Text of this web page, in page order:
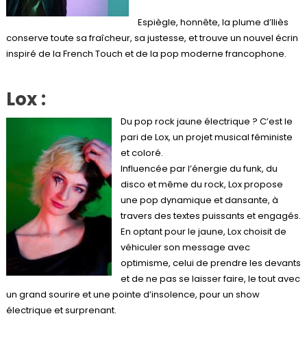
Espiègle, honnête, la plume d’Iliès
conserve toute sa fraîcheur, sa justesse, et trouve un nouvel écrin
inspiré de la French Touch et de la pop moderne francophone.
Lox:
Du pop rock jaune électrique ? C’est le
pari de Lox, un projet musical féministe
et coloré.
Influencée par l’énergie du funk, du
disco et même du rock, Lox propose
une pop dynamique et dansante, à
travers des textes puissants et engagés.
En optant pour le jaune, Lox choisit de
véhiculer son message avec
optimisme, celui de prendre les devants
et de ne pas se laisser faire, le tout avec
un grand sourire et une pointe d’insolence, pour un show
électrique et surprenant.